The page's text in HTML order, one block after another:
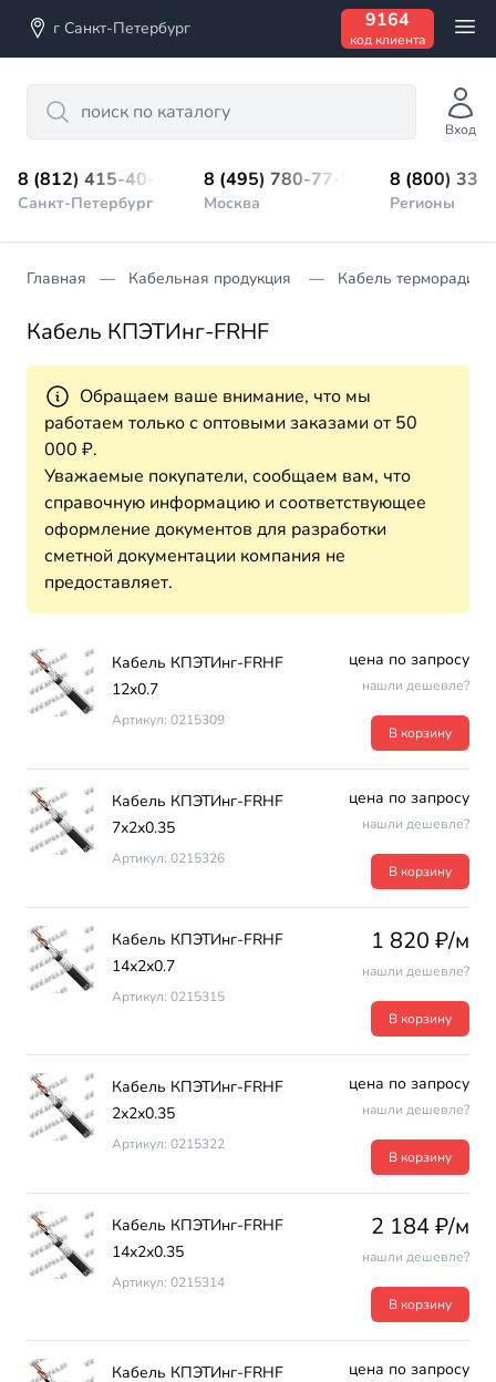
г Санкт-Петербург 9164
код клиента
Search
Вход
8 (812) 415-40-45
Санкт-Петербург
8 (495) 780-77-98
Москва
8 (800)
Регионы
Главная Кабельная продукция Кабель
Кабель КПЭТИнг-FRHF
Обращаем ваше внимание, что мы
работаем только с оптовыми заказами от 50
000 ₽.
Уважаемые покупатели, сообщаем вам, что
справочную информацию и соответствующее
оформление документов для разработки
сметной документации компания не
предоставляет.
Кабель КПЭТИнг-FRHF
12х0.7
Артикул: 0215309
цена по запросу
нашли дешевле?
В корзину
Кабель КПЭТИнг-FRHF
7х2х0.35
Артикул: 0215326
цена по запросу
нашли дешевле?
В корзину
Кабель КПЭТИнг-FRHF
14х2х0.7
Артикул: 0215315
1 820 ₽/м
нашли дешевле?
В корзину
Кабель КПЭТИнг-FRHF
2х2х0.35
Артикул: 0215322
цена по запросу
нашли дешевле?
В корзину
Кабель КПЭТИнг-FRHF
14х2х0.35
Артикул: 0215314
2 184 ₽/м
нашли дешевле?
В корзину
Кабель КПЭТИнг-FRHF
цена по запросу